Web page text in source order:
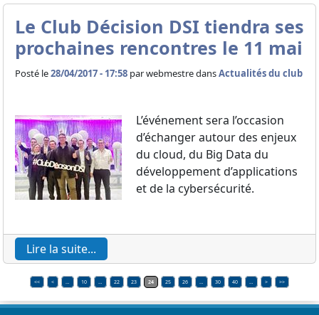
Le Club Décision DSI tiendra ses
prochaines rencontres le 11 mai
Posté le28/04/2017 - 17:58 parwebmestre dansActualités du club
L’événement sera l’occasion
d’échanger autour des enjeux
du cloud, du Big Data du
développement d’applications
et de la cybersécurité.
Lire la suite...
<< < … 10 … 22 23 24 25 26 … 30 40 … > >>